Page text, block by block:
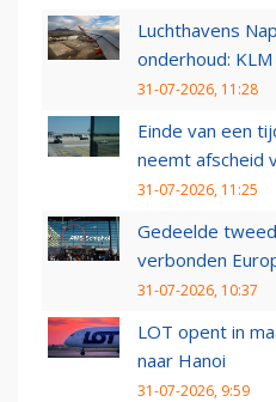
Luchthavens
onderhoud:
31-07-2026, 11:28
Einde van een
neemt afscheid
31-07-2026, 11:25
Gedeelde
verbonden
31-07-2026, 10:37
LOT opent in
naar Hanoi
31-07-2026, 9:59